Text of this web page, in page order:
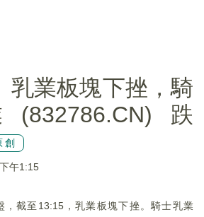
乳業板塊下挫，騎
跌
創
午1:15
，截至13:15，乳業板塊下挫。騎士乳業